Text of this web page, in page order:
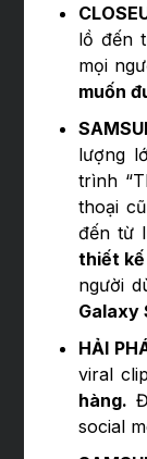
lồ đến
mọi
muốn
lượng
trình
thoại
đến từ
thiết
người
Galaxy
HẢI
viral
hàng.
social